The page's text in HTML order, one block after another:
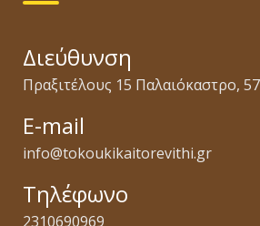
Διεύθυνση
Πραξιτέλους 15 Παλαιόκαστρο,
E-mail
info@tokoukikaitorevithi.gr
Τηλέφωνο
2310690969